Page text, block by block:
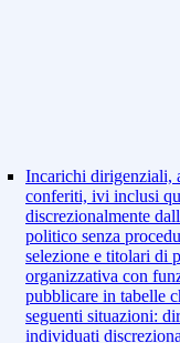
Incarichi dirigenziali,
conferiti, ivi inclusi
discrezionalmente
politico senza
selezione e titolari di
organizzativa con
pubblicare in tabelle
seguenti situazioni:
individuati